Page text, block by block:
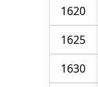
1620
1625
1630